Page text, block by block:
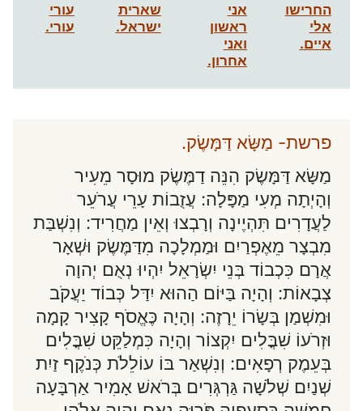
החרישו
אלי
איים.
אני
ראשון
ואני
אחרון.
שארית
ישראל.
עורי
עורי.
פרשת- מַשָּׂא דַּמָּשֶׂק.
מַשָּׂא דַּמָּשֶׂק הִנֵּה דַמֶּשֶׂק מוּסָר מֵעִיר
וְהָיְתָה מְעִי מַפָּלָה: עֲזֻבוֹת עָרֵי עֲרֹעֵר
לַעֲדָרִים תִּהְיֶינָה וְרָבְצוּ וְאֵין מַחֲרִיד: וְנִשְׁבַּת
מִבְצָר מֵאֶפְרַיִם וּמַמְלָכָה מִדַּמֶּשֶׂק וּשְׁאָר
אֲרָם כִּכְבוֹד בְּנֵי יִשְׂרָאֵל יִהְיוּ נְאֻם יְהוָה
צְבָאוֹת: וְהָיָה בַּיּוֹם הַהוּא יִדַּל כְּבוֹד יַעֲקֹב
וּמִשְׁמַן בְּשָׂרוֹ יֵרָזֶה: וְהָיָה כֶּאֱסֹף קָצִיר קָמָה
וּזְרֹעוֹ שִׁבֳּלִים יִקְצוֹר וְהָיָה כִּמְלַקֵּט שִׁבֳּלִים
בְּעֵמֶק רְפָאִים: וְנִשְׁאַר בּוֹ עוֹלֵלֹת כְּנֹקֶף זַיִת
שְׁנַיִם שְׁלֹשָׁה גַּרְגְּרִים בְּרֹאשׁ אָמִיר אַרְבָּעָה